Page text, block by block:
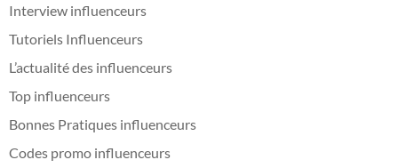
Interview influenceurs
Tutoriels Influenceurs
L’actualité des influenceurs
Top influenceurs
Bonnes Pratiques influenceurs
Codes promo influenceurs